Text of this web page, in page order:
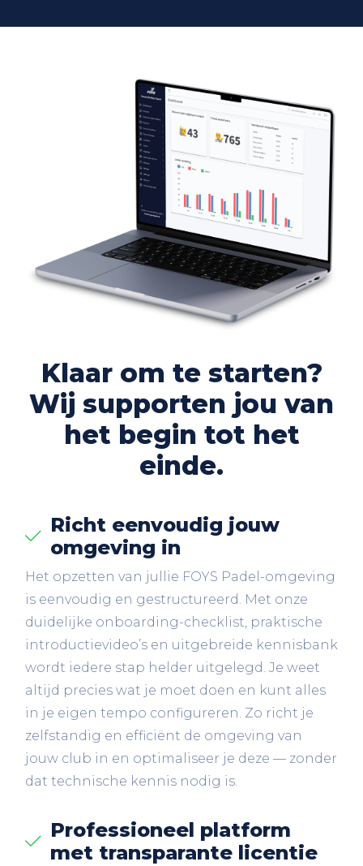
Klaar om te starten?
Wij supporten jou van
het begin tot het
einde.
Richt eenvoudig jouw
omgeving in
Het opzetten van jullie FOYS Padel-omgeving
is eenvoudig en gestructureerd. Met onze
duidelijke onboarding-checklist, praktische
introductievideo’s en uitgebreide kennisbank
wordt iedere stap helder uitgelegd. Je weet
altijd precies wat je moet doen en kunt alles
in je eigen tempo configureren. Zo richt je
zelfstandig en efficiënt de omgeving van
jouw club in en optimaliseer je deze — zonder
dat technische kennis nodig is.
Professioneel platform
met transparante licentie